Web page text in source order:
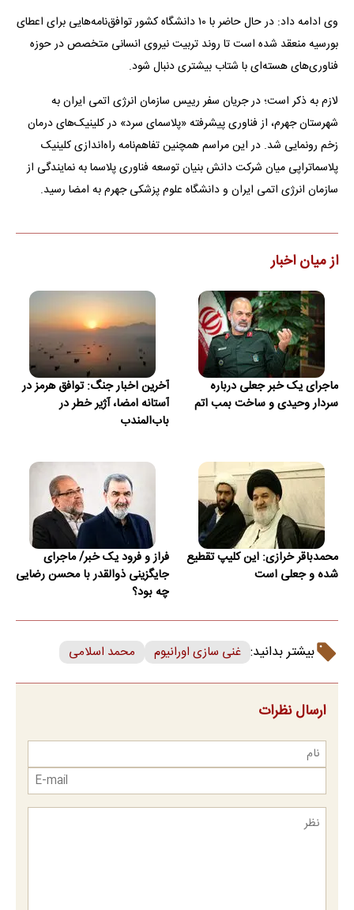
وی ادامه داد: در حال حاضر با ۱۰ دانشگاه کشور توافق‌نامه‌هایی برای اعطای
بورسیه منعقد شده است تا روند تربیت نیروی انسانی متخصص در حوزه
فناوری‌های هسته‌ای با شتاب بیشتری دنبال شود.
لازم به ذکر است؛ در جریان سفر رییس سازمان انرژی اتمی ایران به
شهرستان جهرم، از فناوری پیشرفته «پلاسمای سرد» در کلینیک‌های درمان
زخم رونمایی شد. در این مراسم همچنین تفاهم‌نامه راه‌اندازی کلینیک
پلاسماتراپی میان شرکت دانش بنیان توسعه فناوری پلاسما به نمایندگی از
سازمان انرژی اتمی ایران و دانشگاه علوم پزشکی جهرم به امضا رسید.
از میان اخبار
ماجرای یک خبر جعلی درباره
سردار وحیدی و ساخت بمب اتم
آخرین اخبار جنگ: توافق هرمز در
آستانه امضا، آژیر خطر در
باب‌المندب
محمدباقر خرازی: این کلیپ تقطیع
شده و جعلی است
فراز و فرود یک خبر/ ماجرای
جایگزینی ذوالقدر با محسن رضایی
چه بود؟
بیشتر بدانید: غنی سازی اورانیوم محمد اسلامی
ارسال نظرات